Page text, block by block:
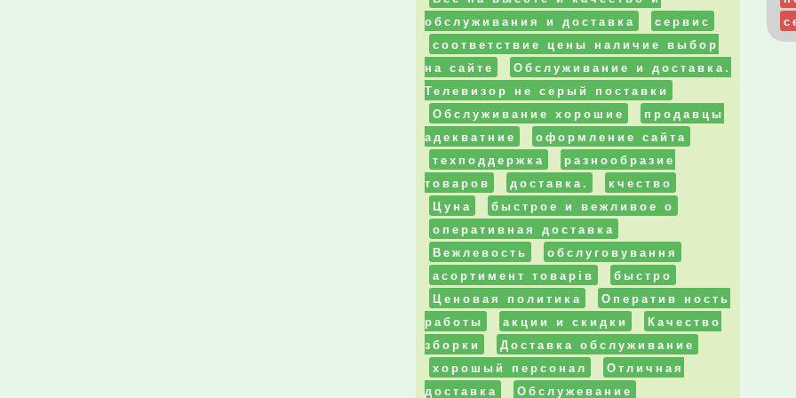
обслуживания и доставка
cервис
соответствие цены наличие выбор
на сайте
Обслуживание и доставка.
Телевизор не серый поставки
Обслуживание хорошие
продавцы
адекватние
оформление сайта
техподдержка
разнообразие
товаров
доставка.
кчество
Цуна
быстрое и вежливое о
оперативная доставка
Вежлевость
обслуговування
асортимент товарів
быстро
Ценовая политика
Оператив ность
работы
акции и скидки
Качество
зборки
Доставка обслуживание
хорошый персонал
Отличная
доставка
Обслужевание